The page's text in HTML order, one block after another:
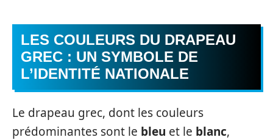
LES COULEURS DU DRAPEAU
GREC : UN SYMBOLE DE
L’IDENTITÉ NATIONALE
Le drapeau grec, dont les couleurs
prédominantes sont le bleu et le blanc,